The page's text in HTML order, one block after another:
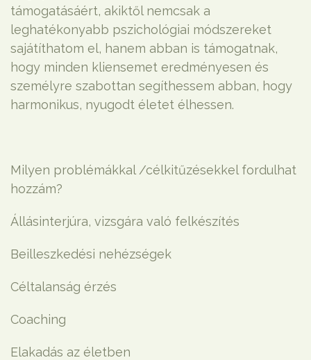
támogatásáért, akiktől nemcsak a
leghatékonyabb pszichológiai módszereket
sajátíthatom el, hanem abban is támogatnak,
hogy minden kliensemet eredményesen és
személyre szabottan segíthessem abban, hogy
harmonikus, nyugodt életet élhessen.
Milyen problémákkal /célkitűzésekkel fordulhat
hozzám?
Állásinterjúra, vizsgára való felkészítés
Beilleszkedési nehézségek
Céltalanság érzés
Coaching
Elakadás az életben